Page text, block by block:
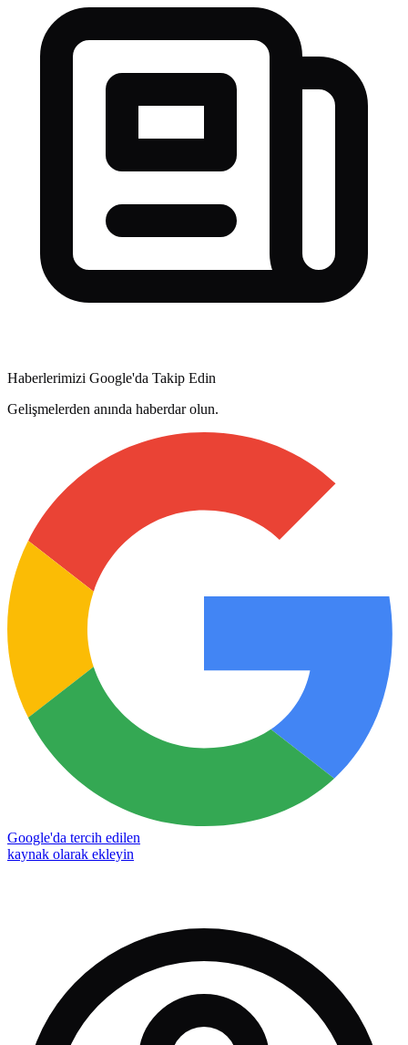
Haberlerimizi Google'da Takip Edin
Gelişmelerden anında haberdar olun.
Google'da tercih edilen
kaynak olarak ekleyin